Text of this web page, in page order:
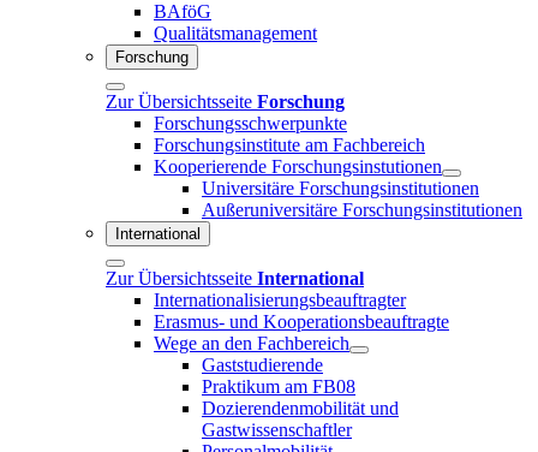
BAföG
Qualitätsmanagement
Forschung
Zur Übersichtsseite Forschung
Forschungsschwerpunkte
Forschungsinstitute am Fachbereich
Kooperierende Forschungsinstutionen
Universitäre Forschungsinstitutionen
Außeruniversitäre Forschungsinstitutionen
International
Zur Übersichtsseite International
Internationalisierungsbeauftragter
Erasmus- und Kooperationsbeauftragte
Wege an den Fachbereich
Gaststudierende
Praktikum am FB08
Dozierendenmobilität und
Gastwissenschaftler